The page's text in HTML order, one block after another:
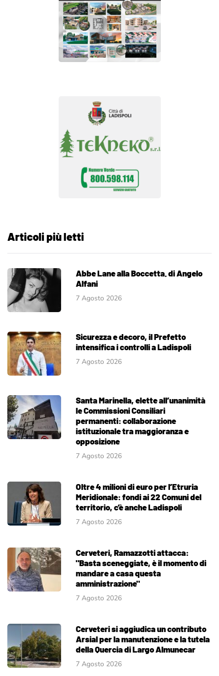
Articoli più letti
Abbe Lane alla Boccetta. di Angelo
Alfani
7 Agosto 2026
Sicurezza e decoro, il Prefetto
intensifica i controlli a Ladispoli
7 Agosto 2026
Santa Marinella, elette all’unanimità
le Commissioni Consiliari
permanenti: collaborazione
istituzionale tra maggioranza e
opposizione
7 Agosto 2026
Oltre 4 milioni di euro per l’Etruria
Meridionale: fondi ai 22 Comuni del
territorio, c’è anche Ladispoli
7 Agosto 2026
Cerveteri, Ramazzotti attacca:
"Basta sceneggiate, è il momento di
mandare a casa questa
amministrazione"
7 Agosto 2026
Cerveteri si aggiudica un contributo
Arsial per la manutenzione e la tutela
della Quercia di Largo Almunecar
7 Agosto 2026